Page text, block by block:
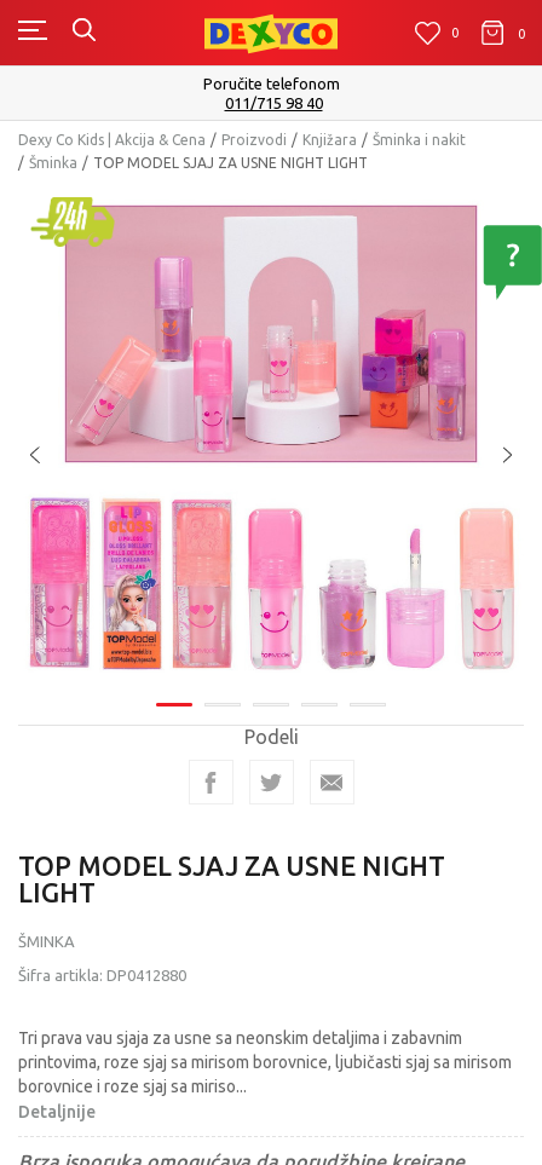
0 0 0
Isporuku možete očekivati u roku od 2 do 4 radna
Pogledaj više
Dexy Co Kids | Akcija & Cena Proizvodi Knjižara
Šminka i nakit
Šminka
TOP MODEL SJAJ ZA USNE NIGHT LIGHT
Podeli
TOP MODEL SJAJ ZA USNE NIGHT
LIGHT
ŠMINKA
Šifra artikla: DP0412880
Tri prava vau sjaja za usne sa neonskim detaljima i zabavnim
printovima, roze sjaj sa mirisom borovnice, ljubičasti sjaj sa mirisom
borovnice i roze sjaj sa miriso...
Detaljnije